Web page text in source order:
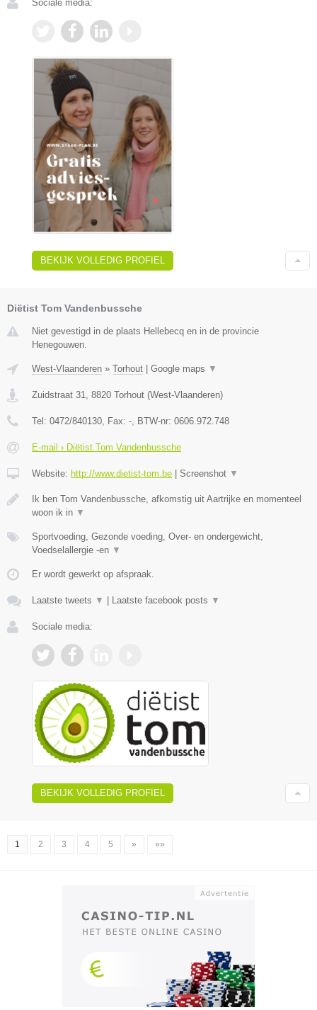
Sociale media:
BEKIJK VOLLEDIG PROFIEL
Diëtist Tom Vandenbussche
Niet gevestigd in de plaats Hellebecq en in de provincie
Henegouwen.
West-Vlaanderen » Torhout | Google maps ▼
Zuidstraat 31 8820 Torhout (West-Vlaanderen)
Tel: 0472/840130 , Fax: - , BTW-nr: 0606.972.748
E-mail › Diëtist Tom Vandenbussche
Website: http://www.dietist-tom.be | Screenshot ▼
Ik ben Tom Vandenbussche, afkomstig uit Aartrijke en momenteel
woon ik in ▼
Sportvoeding, Gezonde voeding, Over- en ondergewicht,
Voedselallergie -en ▼
Er wordt gewerkt op afspraak.
Laatste tweets ▼ | Laatste facebook posts ▼
Sociale media:
BEKIJK VOLLEDIG PROFIEL
1 2 3 4 5 » »»